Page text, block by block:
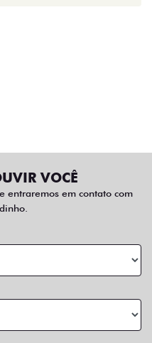
VOCÊ
entraremos em contato com